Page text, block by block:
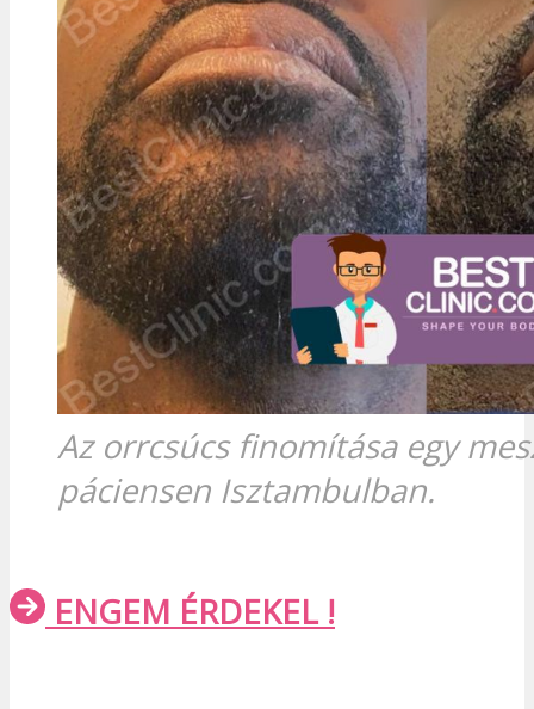
Az orrcsúcs finomítása egy
páciensen Isztambulban.
ENGEM ÉRDEKEL !